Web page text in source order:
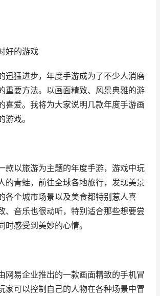
好的游戏
迅猛进步，年度手游成为了不少人消磨
重要方法。以画面精致、风景典雅的游
喜爱。我将为大家说明几款年度手游画
游戏。
款以旅游为主题的年度手游，游戏中玩
的青蛙，前往全球各地旅行，发现美景
各个城市场景以及美食都特别惹人喜
、音乐也很动听，特别适合那些想要尝
时感受到美妙的心情。
网易企业推出的一款画面精致的手机冒
家可以控制自己的人物在各种场景中冒